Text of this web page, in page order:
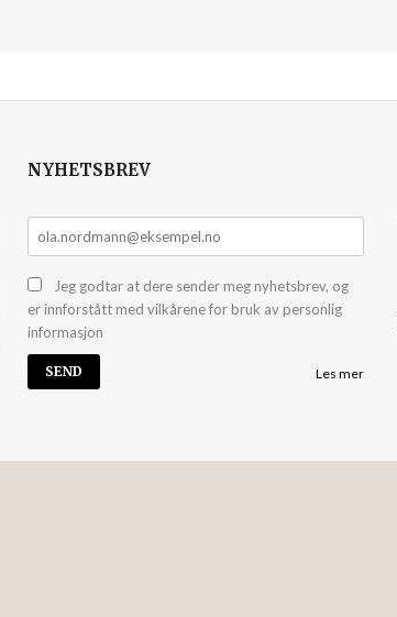
NYHETSBREV
Jeg godtar at dere sender meg nyhetsbrev, og
er innforstått med vilkårene for bruk av personlig
informasjon
Les mer